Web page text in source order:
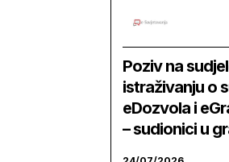
Poziv na
istraživanju o
eDozvola i
– sudionici u